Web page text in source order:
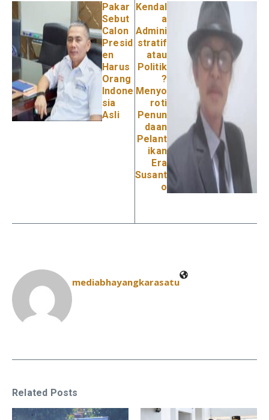
Pakar
Sebut
Calon
Presid
en
Harus
Orang
Indone
sia
Asli
Kendal
a
Admini
stratif
atau
Politik
?
Menyo
roti
Penun
daan
Pelant
ikan
Era
Susant
o
mediabhayangkarasatu
Related Posts